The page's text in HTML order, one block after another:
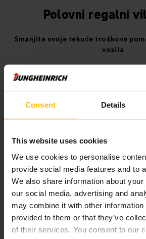
Consent Details
This website uses cookies
We use cookies to personalise
provide social media features and to
We also share information about
our social media, advertising and
may combine it with other information
provided to them or that they’ve
of their services. You consent to our
Polovni regalni
Smanjite svoje tekuće troškove
vozila
Da li razmišljate da nabavite polovni
jeste, naš asortiman polovnih
Naši, obnovljeni polovni regalni
vrhunskom stanju, imaju sve iste
vozila – jednostavno su
viljuškarom. Njegovo snažno
podizanja i spuštanja omogućiće Vam
kroz svakodnevne poslove premeštanja
veličini, pametan princip dosezanja
manevrisanje u svakom trenutku. Ne
regalni viljuškari mogu da dostignu
su savršeni i za spoljašnju
PRIKAŽI VIŠE
Društvene mreže
Imate pitanja?